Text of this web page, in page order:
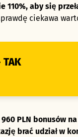
110%, aby się
ciekawa
TAK
PLN bonusów
brać udział w